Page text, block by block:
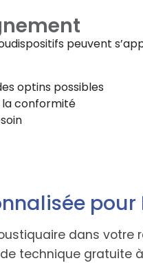
peuvent
optins possibles
la conformité
dans
technique